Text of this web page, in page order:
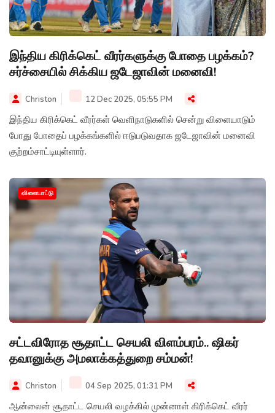
இந்திய கிரிக்கெட் வீரர்களுக்கு போதை பழக்கம்?
சர்ச்சையில் சிக்கிய ஜடேஜாவின் மனைவி!
Christon 12 Dec 2025, 05:55 PM
இந்திய கிரிக்கெட் வீரர்கள் வெளிநாடுகளில் சென்று விளையாடும்
போது போதைப் பழக்கங்களில் ஈடுபடுவதாக ஜடேஜாவின் மனைவி
குற்றம்சாட்டியுள்ளார்.
விளையாட்டு
சட்டவிரோத சூதாட்ட செயலி விளம்பரம்.. ஷிகர்
தவானுக்கு அமலாக்கத்துறை சம்மன்!
Christon 04 Sep 2025, 01:31 PM
ஆன்லைன் சூதாட்ட செயலி வழக்கில் முன்னாள் கிரிக்கெட் வீரர்